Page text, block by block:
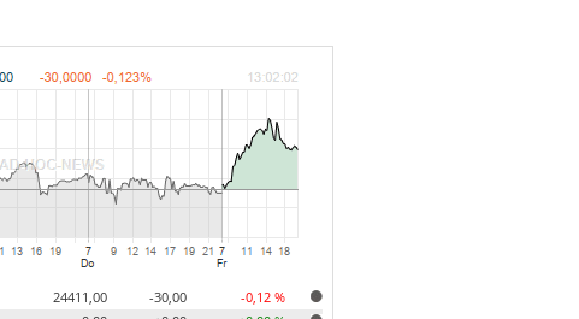
24411,00 -30,00
-0,12 %